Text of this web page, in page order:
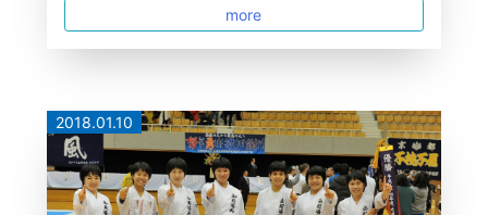
more
2018.01.10